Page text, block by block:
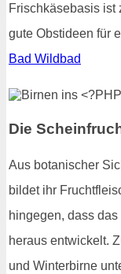
Frischkäsebasis ist
gute Obstideen für
Bad Wildbad
Die
Aus botanischer
bildet ihr
hingegen, dass
heraus entwickelt.
und Winterbirne